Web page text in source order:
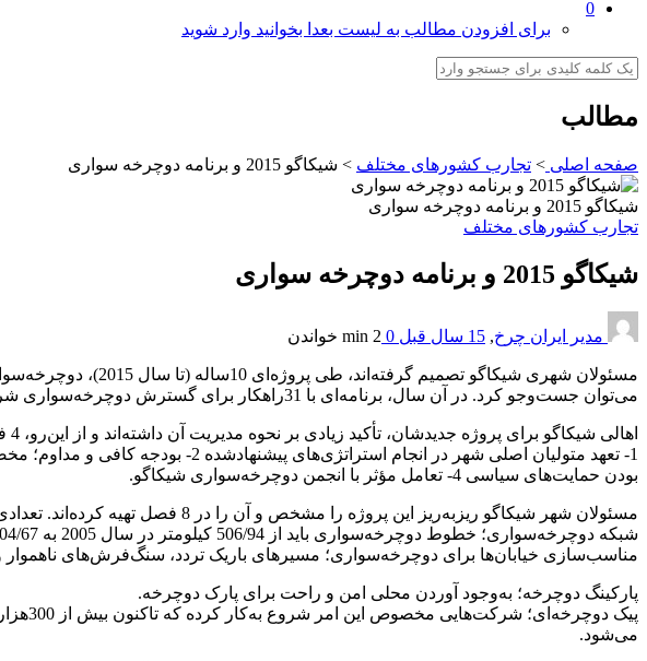
0
برای افزودن مطالب به لیست بعدا بخوانید وارد شوید
مطالب
صفحه اصلی > تجارب کشورهای مختلف > شیکاگو 2015 و برنامه دوچرخه سواری
شیکاگو 2015 و برنامه دوچرخه سواری
تجارب کشورهای مختلف
شیکاگو 2015 و برنامه دوچرخه سواری
مدیر ایران چرخ, 15 سال قبل 0
2 min خواندن
می‌توان جست‌وجو کرد. در آن سال، برنامه‌ای با 31راهکار برای گسترش دوچرخه‌سواری شروع شد.
اهالی شیکاگو برای پروژه جدیدشان، تأکید زیادی بر نحوه مدیریت آن داشته‌اند و از این‌رو، 4 فاکتور مهم برای موفقیت این طرح را اینگونه برشمرده‌اند:
بودن حمایت‌های سیاسی 4- تعامل مؤثر با انجمن دوچرخه‌سواری شیکاگو.
مسئولان شهر شیکاگو ریز‌به‌ریز این پروژه را مشخص و آن را در 8 فصل تهیه کرده‌اند. تعدادی از فصل‌ها به شرح زیر است:
شبکه دوچرخه‌سواری؛ خطوط دوچرخه‌سواری باید از 506/94 کیلومتر در سال 2005 به 804/67 کیلومتر در سال 2015 برسد.
مناسب‌سازی‌ خیابان‌ها برای دوچرخه‌سواری؛ مسیرهای باریک تردد، سنگ‌فرش‌های
پارکینگ دوچرخه؛ به‌وجود آوردن محلی امن و راحت برای پارک دوچرخه.
می‌شود.